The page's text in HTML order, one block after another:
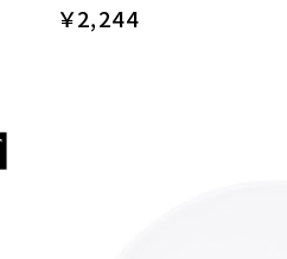
￥2,244